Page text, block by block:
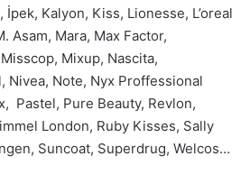
Kalyon, Kiss, Lionesse, L’oreal
Asam, Mara, Max Factor,
Mixup, Nascita,
Nivea, Note, Nyx Proffessional
Pastel, Pure Beauty, Revlon,
London, Ruby Kisses, Sally
Suncoat, Superdrug, Welcos…